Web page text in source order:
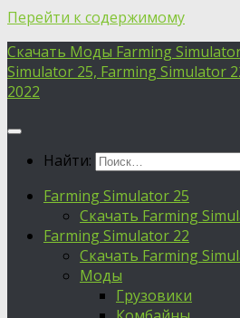
Перейти к содержимому
Скачать Моды Farming
Simulator 25, Farming Simulator
2022
Найти:
Farming Simulator 25
Скачать Farming
Farming Simulator 22
Скачать Farming
Моды
Грузовики